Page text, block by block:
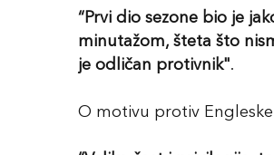
“Prvi dio sezone bio je
minutažom, šteta što
je odličan protivnik".
O motivu protiv